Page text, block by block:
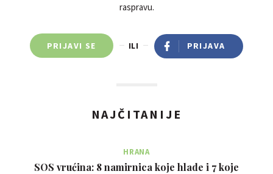
raspravu.
PRIJAVI SE ILI PRIJAVA
NAJČITANIJE
HRANA
SOS vrućina: 8 namirnica koje hlade i 7 koje